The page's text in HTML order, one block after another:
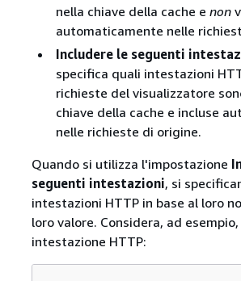
nella chiave della cache e non
automaticamente nelle
Includere le seguenti
specifica quali intestazioni
richieste del visualizzatore
chiave della cache e incluse
nelle richieste di origine.
Quando si utilizza l'impostazione
seguenti intestazioni, si
intestazioni HTTP in base al loro
loro valore. Considera, ad
intestazione HTTP: